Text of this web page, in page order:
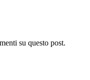
su questo post.